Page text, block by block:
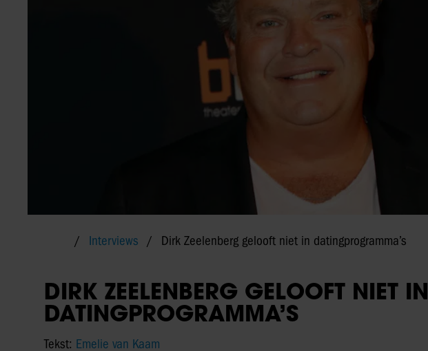
Interviews Dirk Zeelenberg gelooft niet in datingprogramma’s
DIRK ZEELENBERG GELOOFT NIET IN
DATINGPROGRAMMA’S
Tekst: Emelie van Kaam